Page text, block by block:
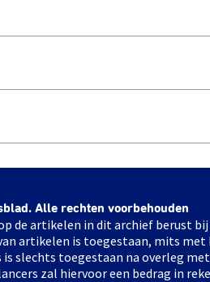
Alle rechten voorbehouden
de artikelen in dit archief berust
artikelen is toegestaan, mits
slechts toegestaan na overleg
zal hiervoor een bedrag in